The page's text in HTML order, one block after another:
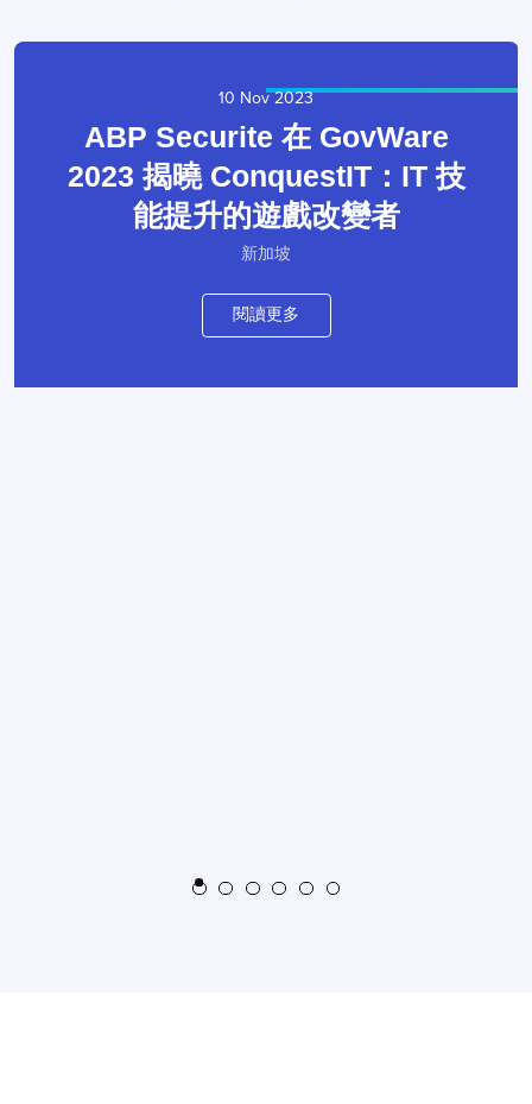
10 Nov 2023
ABP Securite 在 GovWare
2023 揭曉 ConquestIT：IT 技
能提升的遊戲改變者
新加坡
閱讀更多